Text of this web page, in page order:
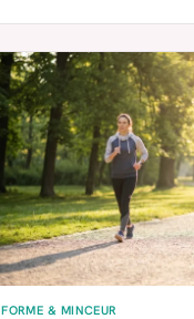
FORME & MINCEUR